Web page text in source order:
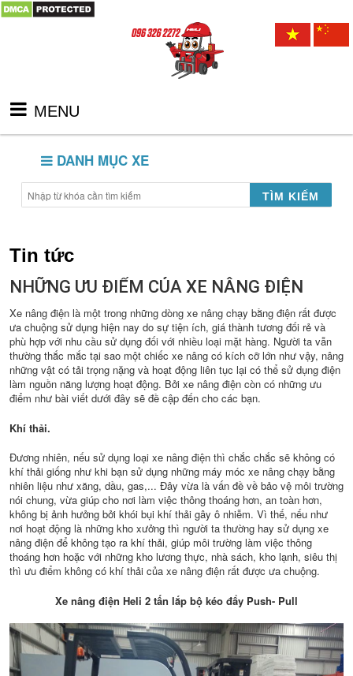
MENU
DANH MỤC XE
TÌM KIẾM
Tin tức
NHỮNG ƯU ĐIỂM CỦA XE NÂNG ĐIỆN
Xe nâng điện là một trong những dòng xe nâng chạy bằng điện rất được
ưa chuộng sử dụng hiện nay do sự tiện ích, giá thành tương đối rẻ và
phù hợp với nhu cầu sử dụng đối với nhiều loại mặt hàng. Người ta vẫn
thường thắc mắc tại sao một chiếc xe nâng có kích cỡ lớn như vậy, nâng
những vật có tải trọng nặng và hoạt động liên tục lại có thể sử dụng điện
làm nguồn năng lượng hoạt động. Bởi xe nâng điện còn có những ưu
điểm như bài viết dưới đây sẽ đề cập đến cho các bạn.
Khí thải.
Đương nhiên, nếu sử dụng loại xe nâng điện thì chắc chắc sẽ không có
khí thải giống như khi bạn sử dụng những máy móc xe nâng chạy bằng
nhiên liệu như xăng, dầu, gas,... Đây vừa là vấn đề về bảo vệ môi trường
nói chung, vừa giúp cho nơi làm việc thông thoáng hơn, an toàn hơn,
không bị ảnh hưởng bởi khói bụi khí thải gây ô nhiễm. Vì thế, nếu như
nơi hoạt động là những kho xưởng thì người ta thường hay sử dụng xe
nâng điện để không tạo ra khí thải, giúp môi trường làm việc thông
thoáng hơn hoặc với những kho lương thực, nhà sách, kho lạnh, siêu thị
thì ưu điểm không có khí thải của xe nâng điện rất được ưa chuộng.
Xe nâng điện Heli 2 tấn lắp bộ kéo đẩy Push- Pull